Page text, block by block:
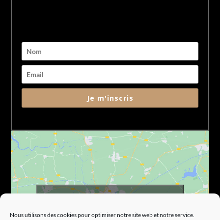
Nous utilisons des cookies pour optimiser notre site web et notre service.
Je m'inscris
Cliquez pour accepter les cookies marketing